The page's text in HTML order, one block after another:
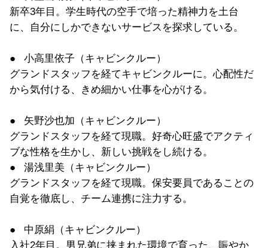
新卒3年目。学生時代の空手で培った精神力を土台
に、
自分にしかできないサービスを探求している。
● 小高里依子（キャビンクルー）
グランドスタッフを経てキャビンクルーに。心配性だ
から気付ける、きめ細かい仕事を心がける。
● 矢野沙也加（キャビンクルー）
グランドスタッフを経て現職。 好奇心旺盛でアクティ
ブな性格を生かし、新しい挑戦をし続ける。
● 湯浅里美（キャビンクルー）
グランドスタッフを経て現職。 保安要員であることの
自覚を徹底し、チーム連携に注力する。
● 中原絹（キャビンクルー）
入社2年目。男兄弟に挟まれた環境で育った、 賑やか